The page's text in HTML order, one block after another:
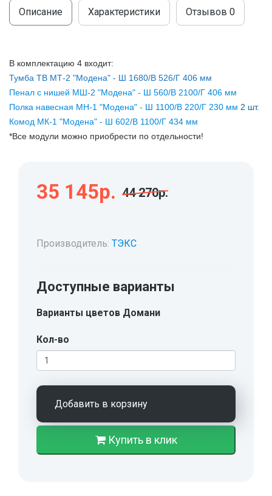
СТОЛЫ ПИСЬМЕННЫЕ
МОДУЛЬНЫЕ КУХНИ
ОБЕДЕННЫЕ ГРУППЫ
СТУЛЬЯ
ТАБУРЕТЫ
ШКАФЫ
ДЛЯ ОБУВИ
Описание Характеристики Отзывов 0
В комплектацию 4 входит:
Тумба ТВ МТ-2 "Модена" - Ш 1680/В 526/Г 406 мм
Пенал с нишей МШ-2 "Модена" - Ш 560/В 2100/Г 406 мм
Полка навесная МН-1 "Модена" - Ш 1100/В 220/Г 230 мм 2 шт.
Комод МК-1 "Модена" - Ш 602/В 1100/Г 434 мм
*Все модули можно приобрести по отдельности!
35 145р. 44 270р.
Производитель: ТЭКС
Доступные варианты
Варианты цветов Домани
Кол-во
Добавить в корзину
Купить в клик